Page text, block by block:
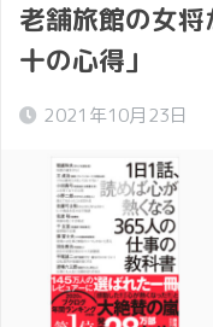
老舗旅館の女
十の心得」
2021年10月23日